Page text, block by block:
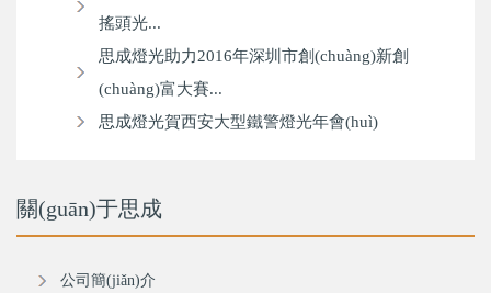
搖頭光...
思成燈光助力2016年深圳市創(chuàng)新創
(chuàng)富大賽...
思成燈光賀西安大型鐵警燈光年會(huì)
關(guān)于思成
公司簡(jiǎn)介